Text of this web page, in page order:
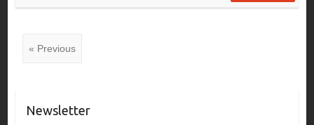
« Previous
Newsletter